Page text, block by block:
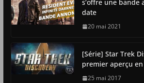
s’offre une bande
date
20 mai 2021
[Série] Star Trek
premier aperçu
25 mai 2017